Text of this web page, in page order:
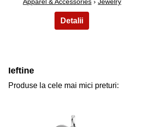
Ieftine
Produse la cele mai mici preturi: